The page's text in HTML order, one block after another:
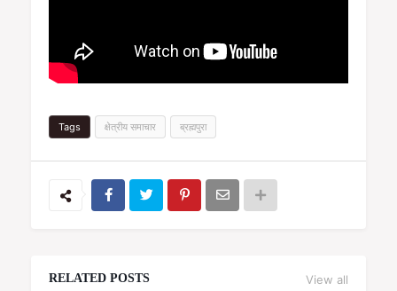
Tags क्षेत्रीय समाचार ब्रह्मपुरा
RELATED POSTS View all